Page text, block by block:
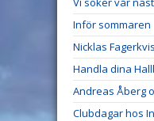
Inför sommaren
Nicklas
Handla dina
Andreas Åberg
Clubdagar hos